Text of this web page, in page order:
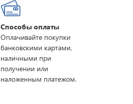
Способы оплаты
Оплачивайте покупки
банковскими картами,
наличными при
получении или
наложенным платежом.